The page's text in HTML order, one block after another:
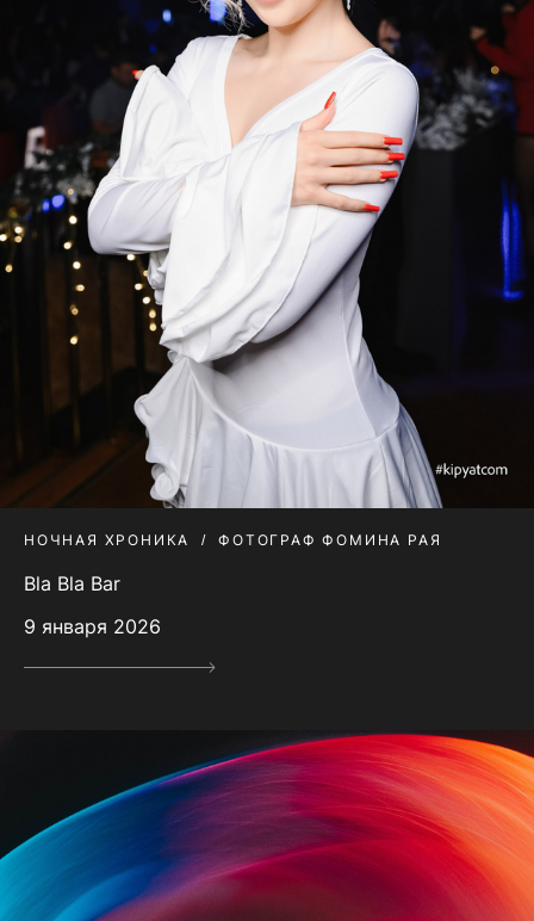
НОЧНАЯ ХРОНИКА ФОТОГРАФ ФОМИНА РАЯ
Bla Bla Bar
9 января 2026